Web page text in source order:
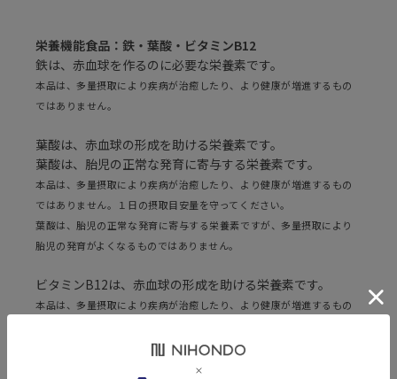
栄養機能食品：鉄・葉酸・ビタミンB12
鉄は、赤血球を作るのに必要な栄養素です。
本品は、多量摂取により疾病が治癒したり、より健康が増進するもの
ではありません。
葉酸は、赤血球の形成を助ける栄養素です。
葉酸は、胎児の正常な発育に寄与する栄養素です。
本品は、多量摂取により疾病が治癒したり、より健康が増進するもの
ではありません。１日の摂取目安量を守ってください。
葉酸は、胎児の正常な発育に寄与する栄養素ですが、多量摂取により
胎児の発育がよくなるものではありません。
ビタミンB12は、赤血球の形成を助ける栄養素です。
本品は、多量摂取により疾病が治癒したり、より健康が増進するもの